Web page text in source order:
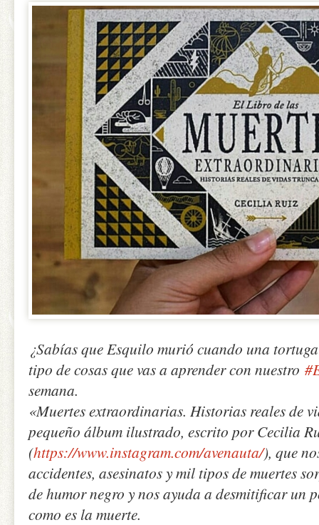
¿Sabías que Esquilo murió cuando una
tipo de cosas que vas a aprender con nuestro
semana.
«Muertes extraordinarias. Historias reales de
pequeño álbum ilustrado, escrito por Cecilia
(https://www.instagram.com/avenauta/), que
accidentes, asesinatos y mil tipos de muertes
de humor negro y nos ayuda a desmitificar un
como es la muerte.